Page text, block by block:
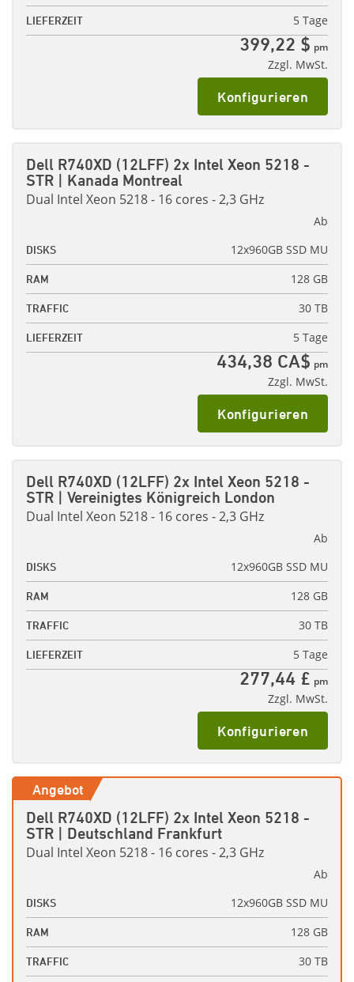
5 Tage
LIEFERZEIT
399,22 $ pm
Zzgl. MwSt.
Konfigurieren
Dell R740XD (12LFF) 2x Intel Xeon 5218 -
STR | Kanada Montreal
Dual Intel Xeon 5218 - 16 cores - 2,3 GHz
Ab
12x960GB SSD MU
DISKS
128 GB
RAM
30 TB
TRAFFIC
5 Tage
LIEFERZEIT
434,38 CA$ pm
Zzgl. MwSt.
Konfigurieren
Dell R740XD (12LFF) 2x Intel Xeon 5218 -
STR | Vereinigtes Königreich London
Dual Intel Xeon 5218 - 16 cores - 2,3 GHz
Ab
12x960GB SSD MU
DISKS
128 GB
RAM
30 TB
TRAFFIC
5 Tage
LIEFERZEIT
277,44 £ pm
Zzgl. MwSt.
Konfigurieren
Angebot
Dell R740XD (12LFF) 2x Intel Xeon 5218 -
STR | Deutschland Frankfurt
Dual Intel Xeon 5218 - 16 cores - 2,3 GHz
Ab
12x960GB SSD MU
DISKS
128 GB
RAM
30 TB
TRAFFIC